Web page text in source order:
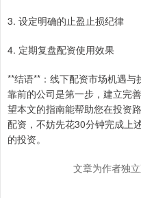
3. 设定明确的止盈止损纪律
4. 定期复盘配资使用效果
**结语**：线下配资市场机遇
靠前的公司是第一步，建立完
望本文的指南能帮助您在投资
配资，不妨先花30分钟完成
的投资。
文章为作者独